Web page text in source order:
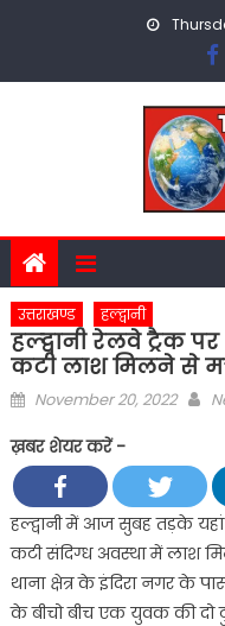
उत्तराखण्ड हल्द्वानी
हल्द्वानी रेलवे ट्रैक
कटी लाश मिलने से
Posted
November 20, 2022
ख़बर शेयर करें -
हल्द्वानी में आज सुबह तड़के
कटी संदिग्ध अवस्था में लाश
थाना क्षेत्र के इंदिरा नगर के
के बीचो बीच एक युवक की दो